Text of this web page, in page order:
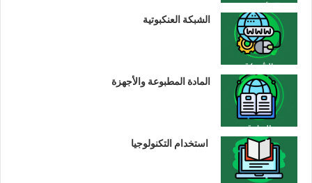
الشبكة العنكبوتية
المادة المطبوعة والأجهزة
استخدام التكنولوجيا